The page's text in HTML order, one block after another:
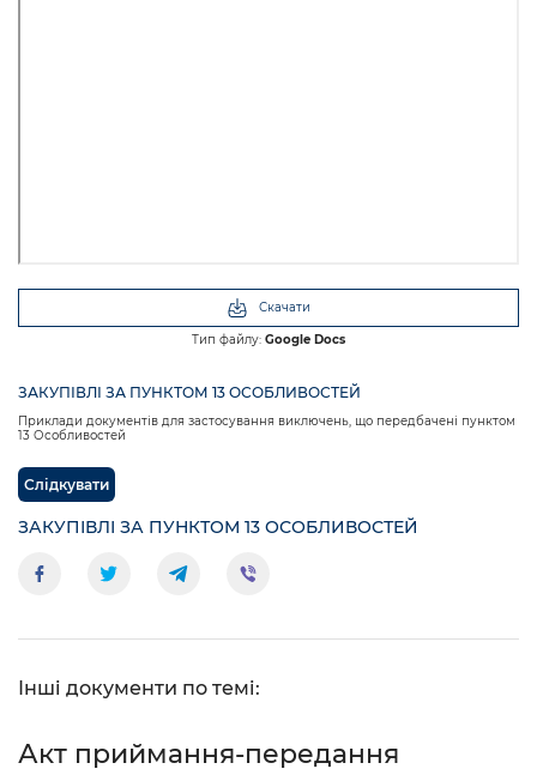
Скачати
Тип файлу: Google Docs
ЗАКУПІВЛІ ЗА ПУНКТОМ 13 ОСОБЛИВОСТЕЙ
Приклади документів для застосування виключень, що передбачені пунктом
13 Особливостей
Слідкувати
ЗАКУПІВЛІ ЗА ПУНКТОМ 13 ОСОБЛИВОСТЕЙ
Інші документи по темі:
Акт приймання-передання